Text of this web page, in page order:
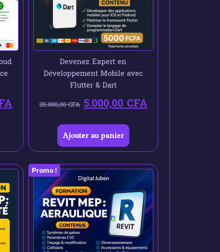
Devenez Expert en
Développement Mobile avec
Flutter & Dart
35.000,00CFA 5.000,00CFA
Ajouter au panier
Promo !